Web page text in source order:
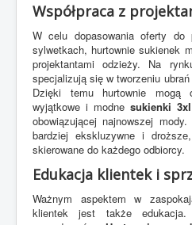
Współpraca z
W celu dopasowania oferty do
sylwetkach, hurtownie sukienek
projektantami odzieży. Na
specjalizują się w tworzeniu
Dzięki temu hurtownie mogą
wyjątkowe i modne sukienki 3xl
obowiązującej najnowszej
bardziej ekskluzywne i
skierowane do każdego odbiorcy.
Edukacja klientek i
Ważnym aspektem w
klientek jest także